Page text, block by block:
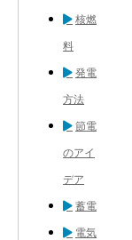
核燃
料
発電
方法
節電
のアイ
デア
蓄電
電気